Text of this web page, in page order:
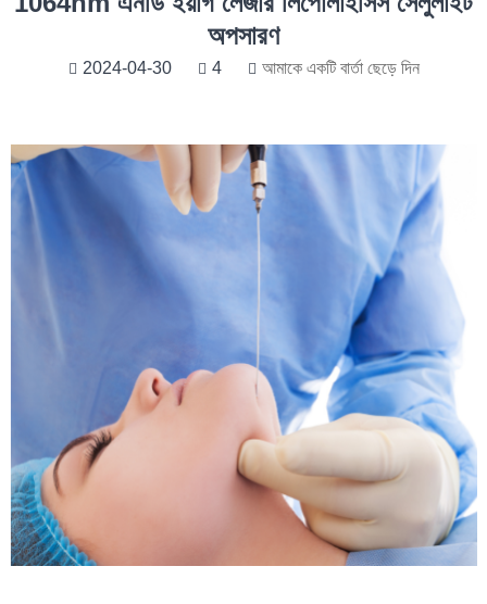
অপসারণ
2024-04-30 4 আমাকে একটি বার্তা ছেড়ে দিন